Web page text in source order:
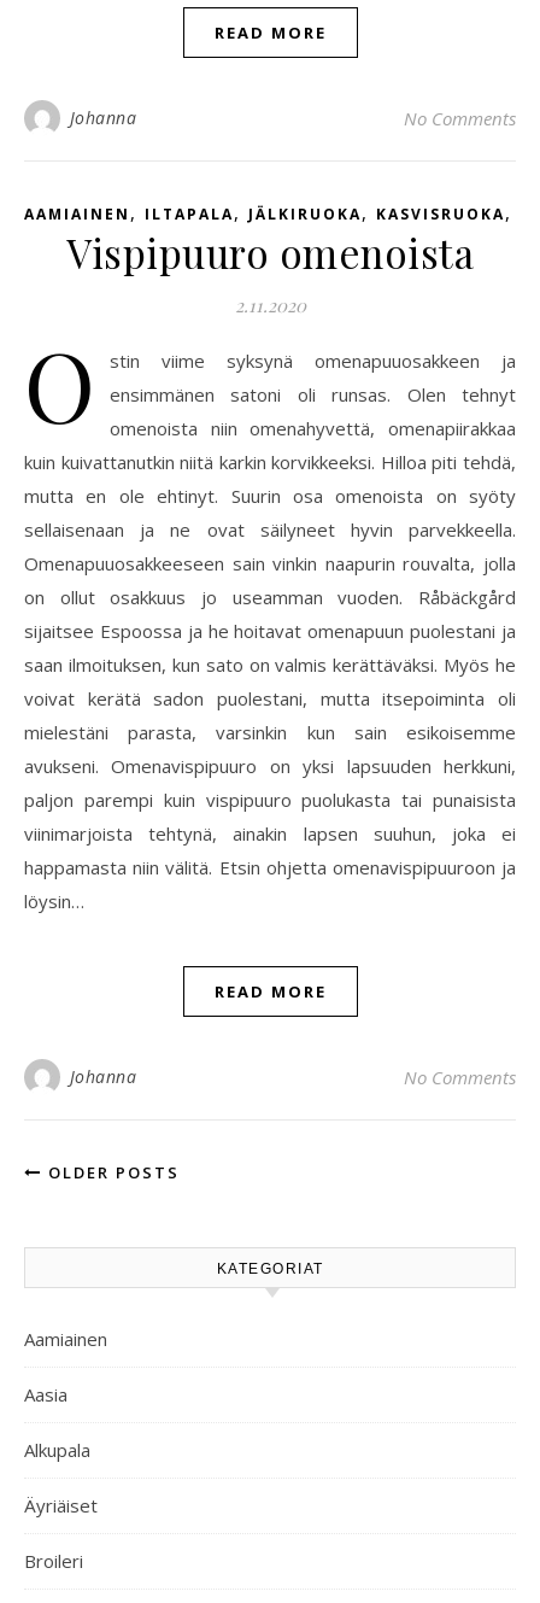
READ MORE
Johanna No Comments
AAMIAINEN , ILTAPALA, JÄLKIRUOKA, KASVISRUOKA,
Vispipuuro omenoista
2.11.2020
O
stin viime syksynä omenapuuosakkeen ja
ensimmänen satoni oli runsas. Olen tehnyt
omenoista niin omenahyvettä, omenapiirakkaa
kuin kuivattanutkin niitä karkin korvikkeeksi. Hilloa piti tehdä,
mutta en ole ehtinyt. Suurin osa omenoista on syöty
sellaisenaan ja ne ovat säilyneet hyvin parvekkeella.
Omenapuuosakkeeseen sain vinkin naapurin rouvalta, jolla
on ollut osakkuus jo useamman vuoden. Råbäckgård
sijaitsee Espoossa ja he hoitavat omenapuun puolestani ja
saan ilmoituksen, kun sato on valmis kerättäväksi. Myös he
voivat kerätä sadon puolestani, mutta itsepoiminta oli
mielestäni parasta, varsinkin kun sain esikoisemme
avukseni. Omenavispipuuro on yksi lapsuuden herkkuni,
paljon parempi kuin vispipuuro puolukasta tai punaisista
viinimarjoista tehtynä, ainakin lapsen suuhun, joka ei
happamasta niin välitä. Etsin ohjetta omenavispipuuroon ja
löysin…
READ MORE
Johanna No Comments
OLDER POSTS
KATEGORIAT
Aamiainen
Aasia
Alkupala
Äyriäiset
Broileri